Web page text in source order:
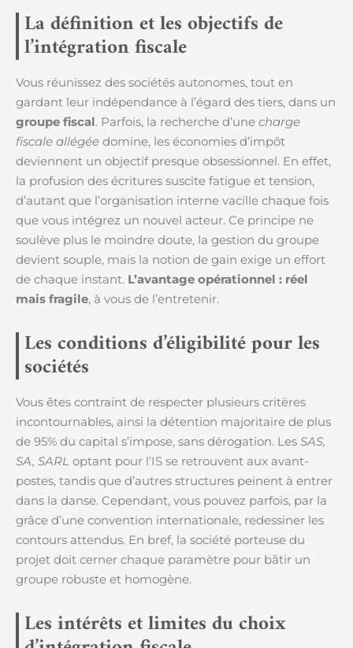
La définition et les objectifs de
l’intégration fiscale
Vous réunissez des sociétés autonomes, tout en
gardant leur indépendance à l’égard des tiers, dans un
groupe fiscal. Parfois, la recherche d’une charge
fiscale allégée domine, les économies d’impôt
deviennent un objectif presque obsessionnel. En effet,
la profusion des écritures suscite fatigue et tension,
d’autant que l’organisation interne vacille chaque fois
que vous intégrez un nouvel acteur. Ce principe ne
soulève plus le moindre doute, la gestion du groupe
devient souple, mais la notion de gain exige un effort
de chaque instant. L’avantage opérationnel : réel
mais fragile, à vous de l’entretenir.
Les conditions d’éligibilité pour les
sociétés
Vous êtes contraint de respecter plusieurs critères
incontournables, ainsi la détention majoritaire de plus
de 95% du capital s’impose, sans dérogation. Les SAS,
SA, SARL optant pour l’IS se retrouvent aux avant-
postes, tandis que d’autres structures peinent à entrer
dans la danse. Cependant, vous pouvez parfois, par la
grâce d’une convention internationale, redessiner les
contours attendus. En bref, la société porteuse du
projet doit cerner chaque paramètre pour bâtir un
groupe robuste et homogène.
Les intérêts et limites du choix